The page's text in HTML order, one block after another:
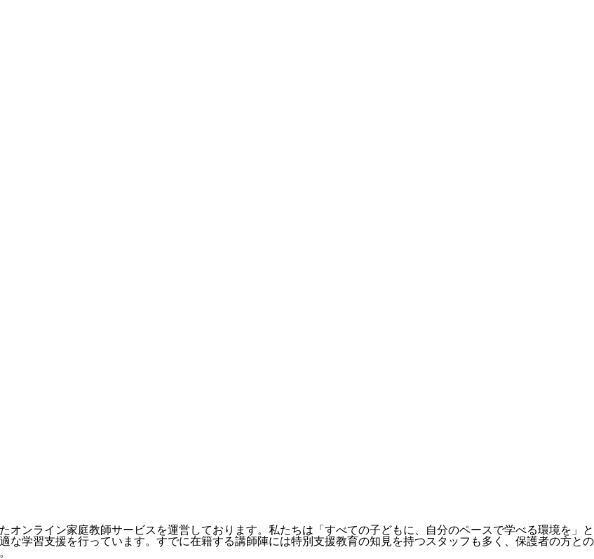
ンライン家庭教師サービスを運営しております。私たちは「すべての子どもに、自分のペースで学べる環境を」と
な学習支援を行っています。すでに在籍する講師陣には特別支援教育の知見を持つスタッフも多く、保護者の方との